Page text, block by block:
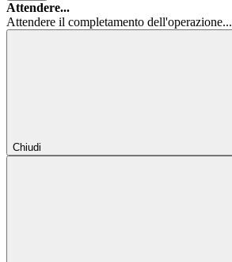
Attendere...
Attendere il completamento dell'operazione...
Chiudi